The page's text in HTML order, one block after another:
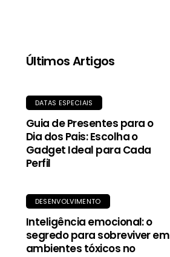
Últimos Artigos
DATAS ESPECIAIS
Guia de Presentes para o
Dia dos Pais: Escolha o
Gadget Ideal para Cada
Perfil
DESENVOLVIMENTO
Inteligência emocional: o
segredo para sobreviver em
ambientes tóxicos no